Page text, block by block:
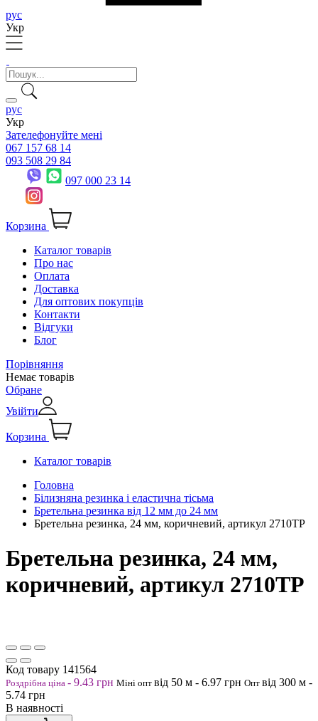
рус
Укр
рус
Укр
Зателефонуйте мені
067 157 68 14
093 508 29 84
097 000 23 14
Корзина
Каталог товарів
Про нас
Оплата
Доставка
Для оптових покупців
Контакти
Відгуки
Блог
Порівняння
Немає товарів
Обране
Увійти
Корзина
Каталог товарів
Головна
Білизняна резинка і еластична тісьма
Бретельна резинка від 12 мм до 24 мм
Бретельна резинка, 24 мм, коричневий, артикул 2710ТР
Бретельна резинка, 24 мм,
коричневий, артикул 2710ТР
Код товару 141564
Роздрібна ціна - 9.43 грн Міні опт від 50 м - 6.97 грн Опт від 300 м -
5.74 грн
В наявності